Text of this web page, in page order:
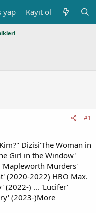
yap Kayıt ol
#1
Dizisi'The Woman in
Girl in the Window'
Murders'
(2020-2022) HBO Max.
(2022-) ... 'Lucifer'
(2023-)More